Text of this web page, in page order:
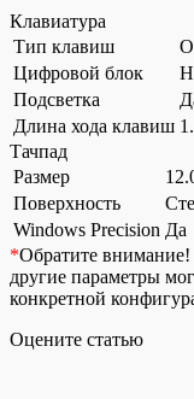
Клавиатура
Тип клавиш
Цифровой блок
Подсветка
Длина хода клавиш
Тачпад
Размер
Поверхность
Windows Precision Да
*Обратите внимание!
другие параметры
конкретной
Оцените статью